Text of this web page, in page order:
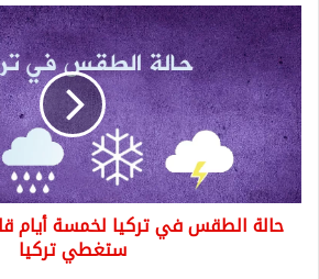
حالة
الطقس
في
تركيا
لخمسة
أيام
قادمة..
أمطار
وثلوج
ستغطي
حالة الطقس في تركيا لخمسة أيام
ستغطي تركيا